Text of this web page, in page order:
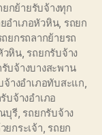
ยกย้ายรับจ้างทุก
อำเภอหัวหิน, รถยก
ถยกรถลากย้ายรถ
วหิน, รถยกรับจ้าง
บจ้างบางสะพาน
จ้างอำเภอทับสะแก
บจ้างอำเภอ
บุรี, รถยกรับจ้าง
ยกระเจ้า รถยก